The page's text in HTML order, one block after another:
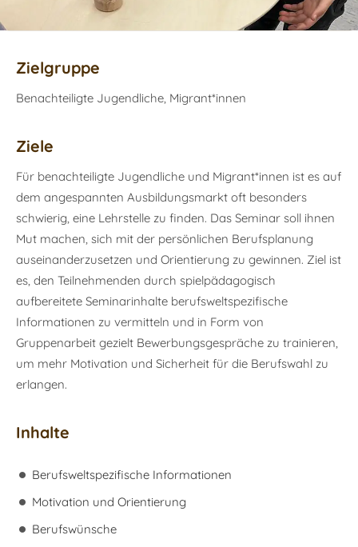
Zielgruppe
Benachteiligte Jugendliche, Migrant*innen
Ziele
Für benachteiligte Jugendliche und Migrant*innen ist es auf
dem angespannten Ausbildungsmarkt oft besonders
schwierig, eine Lehrstelle zu finden. Das Seminar soll ihnen
Mut machen, sich mit der persönlichen Berufsplanung
auseinanderzusetzen und Orientierung zu gewinnen. Ziel ist
es, den Teilnehmenden durch spielpädagogisch
aufbereitete Seminarinhalte berufsweltspezifische
Informationen zu vermitteln und in Form von
Gruppenarbeit gezielt Bewerbungsgespräche zu trainieren,
um mehr Motivation und Sicherheit für die Berufswahl zu
erlangen.
Inhalte
Berufsweltspezifische Informationen
Motivation und Orientierung
Berufswünsche